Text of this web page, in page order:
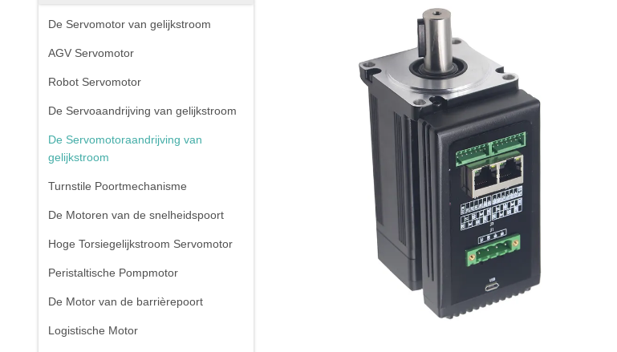
De Servomotor van gelijkstroom
AGV Servomotor
Robot Servomotor
De Servoaandrijving van gelijkstroom
De Servomotoraandrijving van
gelijkstroom
Turnstile Poortmechanisme
De Motoren van de snelheidspoort
Hoge Torsiegelijkstroom Servomotor
Peristaltische Pompmotor
De Motor van de barrièrepoort
Logistische Motor